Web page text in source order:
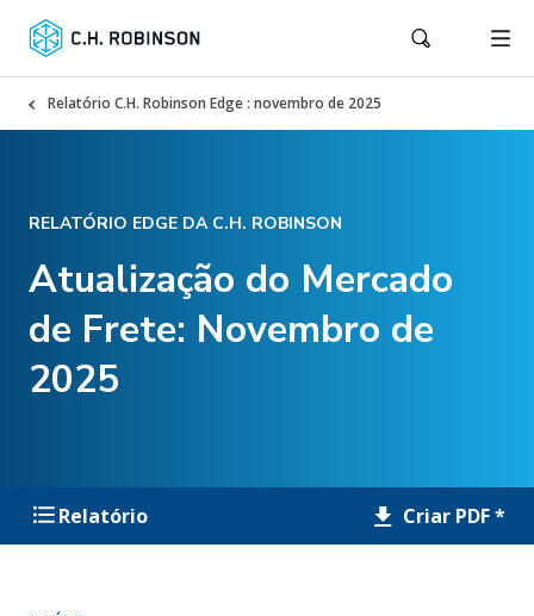
Relatório C.H. Robinson Edge : novembro de 2025
RELATÓRIO EDGE DA C.H. ROBINSON
Atualização do Mercado
de Frete: Novembro de
2025
Relatório Criar PDF *